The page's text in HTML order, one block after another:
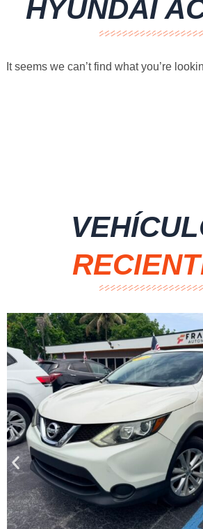
HYUNDAI
It seems we can’t find what you’re